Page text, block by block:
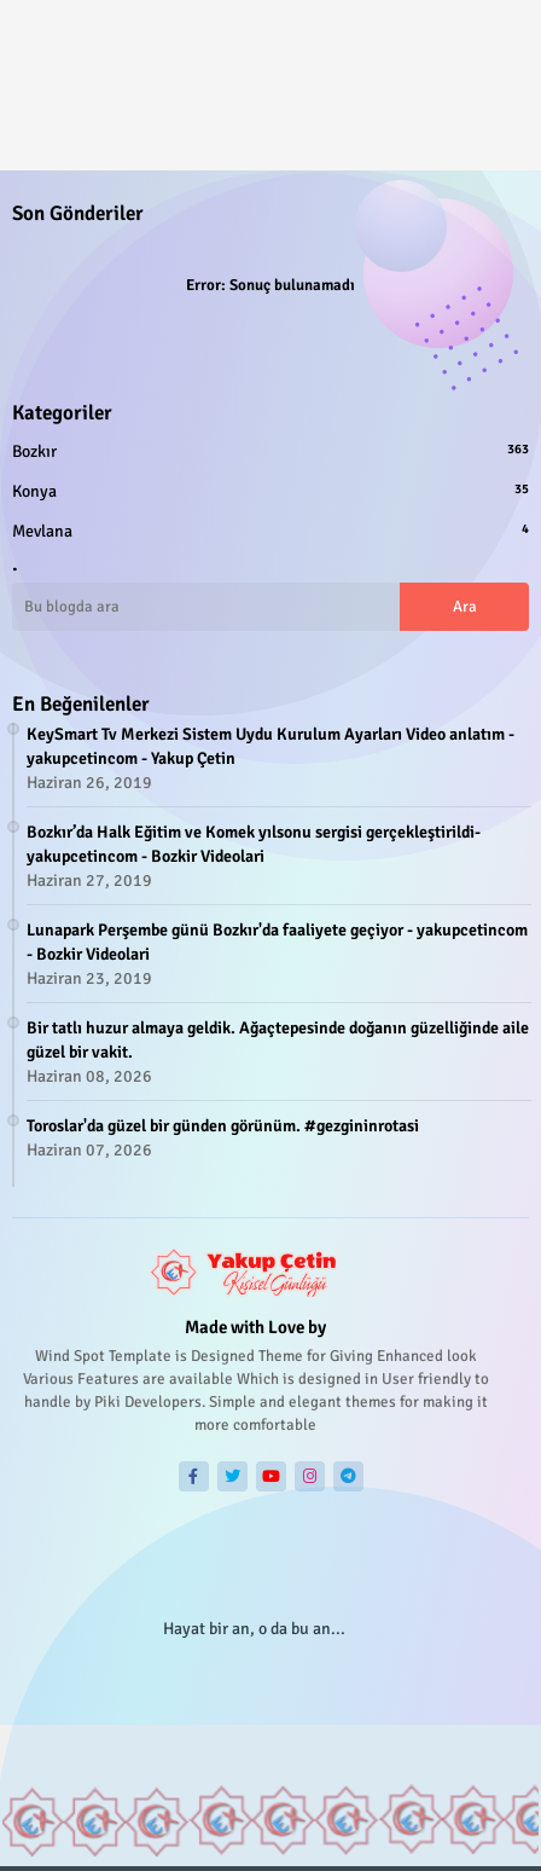
Son Gönderiler
Error: Sonuç bulunamadı
Kategoriler
Bozkır 363
Konya 35
Mevlana 4
.
En Beğenilenler
KeySmart Tv Merkezi Sistem Uydu Kurulum Ayarları Video anlatım -
yakupcetincom - Yakup Çetin
Haziran 26, 2019
Bozkır’da Halk Eğitim ve Komek yılsonu sergisi gerçekleştirildi-
yakupcetincom - Bozkir Videolari
Haziran 27, 2019
Lunapark Perşembe günü Bozkır'da faaliyete geçiyor - yakupcetincom
- Bozkir Videolari
Haziran 23, 2019
Bir tatlı huzur almaya geldik. Ağaçtepesinde doğanın güzelliğinde aile
güzel bir vakit.
Haziran 08, 2026
Toroslar'da güzel bir günden görünüm. #gezgininrotasi
Haziran 07, 2026
Made with Love by
Wind Spot Template is Designed Theme for Giving Enhanced look
Various Features are available Which is designed in User friendly to
handle by Piki Developers. Simple and elegant themes for making it
more comfortable
Hayat bir an, o da bu an...